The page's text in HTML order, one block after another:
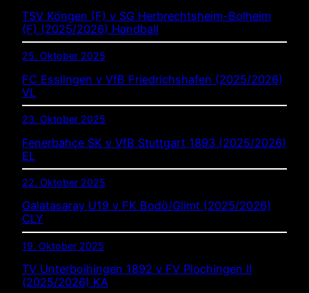
TSV Köngen (F) v SG Herbrechtsheim-Bolheim
(F) (2025/2026) Handball
25. Oktober 2025
FC Esslingen v VfB Friedrichshafen (2025/2026)
VL
23. Oktober 2025
Fenerbahçe SK v VfB Stuttgart 1893 (2025/2026)
EL
22. Oktober 2025
Galatasaray U19 v FK Bodö/Glimt (2025/2026)
CLY
19. Oktober 2025
TV Unterboihingen 1892 v FV Plochingen II
(2025/2026) KA